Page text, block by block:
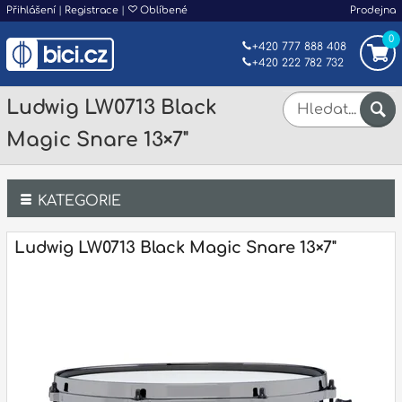
Přihlášení | Registrace | Oblíbené Prodejna
0
+420 777 888 408
+420 222 782 732
Ludwig LW0713 Black
Magic Snare 13×7"
KATEGORIE
Ludwig LW0713 Black Magic Snare 13×7"